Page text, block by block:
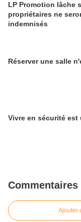
LP Promotion lâche
propriétaires ne
indemnisés
Réserver une salle
Vivre en sécurité est
Commentaires
Ajouter